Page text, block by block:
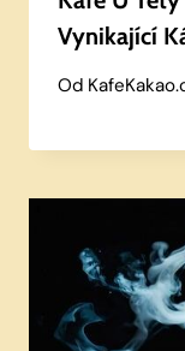
Vynikající
Od